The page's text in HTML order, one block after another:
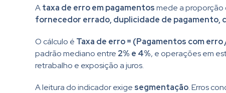
Ataxa de erro em pagamentosmede a proporção
fornecedor errado, duplicidade de pagamento,
O cálculo é Taxa de erro = (Pagamentos com
padrão mediano entre 2% e 4%, e operações em
retrabalho e exposição a juros.
A leitura do indicador exige segmentação. Erros